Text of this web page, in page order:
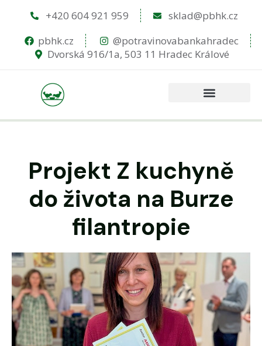
+420 604 921 959
sklad@pbhk.cz
pbhk.cz
@potravinovabankahradec
Dvorská 916/1a, 503 11 Hradec Králové
Projekt Z kuchyně
do života na Burze
filantropie